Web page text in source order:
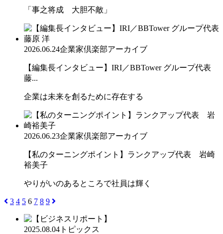
「事之将成 大胆不敵」
2026.06.24企業家倶楽部アーカイブ
【編集長インタビュー】IRI／BBTower グループ代表
藤...
企業は未来を創るために存在する
2026.06.23企業家倶楽部アーカイブ
【私のターニングポイント】ランクアップ代表 岩崎
裕美子
やりがいのあるところで社員は輝く
3 4 5 6 7 8 9
2025.08.04 トピックス